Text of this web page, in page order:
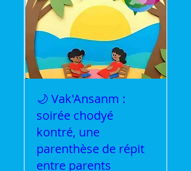
🌙 Vak'Ansanm :
soirée chodyé
kontré, une
parenthèse de répit
entre parents